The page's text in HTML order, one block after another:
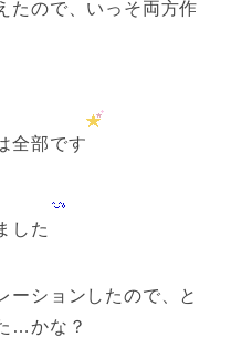
たので、いっそ両方作
全部です
した
ーションしたので、と
…かな？